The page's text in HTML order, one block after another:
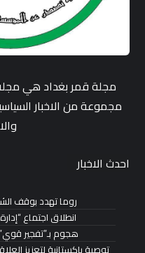
مجلة قمر بغداد هي
مجموعة من الاخبار
احدث الاخبار
روما تهدد بوقف
انطلاق اجتماع
هجوم بـ”تفجير